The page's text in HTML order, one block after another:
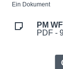
Ein Dokument
PM
PDF -